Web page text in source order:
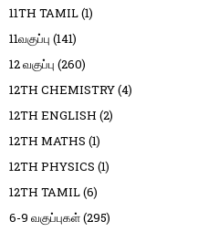
11TH TAMIL(1)
11வகுப்பு (141)
12 வகுப்பு (260)
12TH CHEMISTRY(4)
12TH ENGLISH (2)
12TH MATHS (1)
12TH PHYSICS (1)
12TH TAMIL(6)
6-9 வகுப்புகள்(295)